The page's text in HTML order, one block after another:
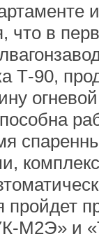
что в
Т-90,
огневой
М2Э» и